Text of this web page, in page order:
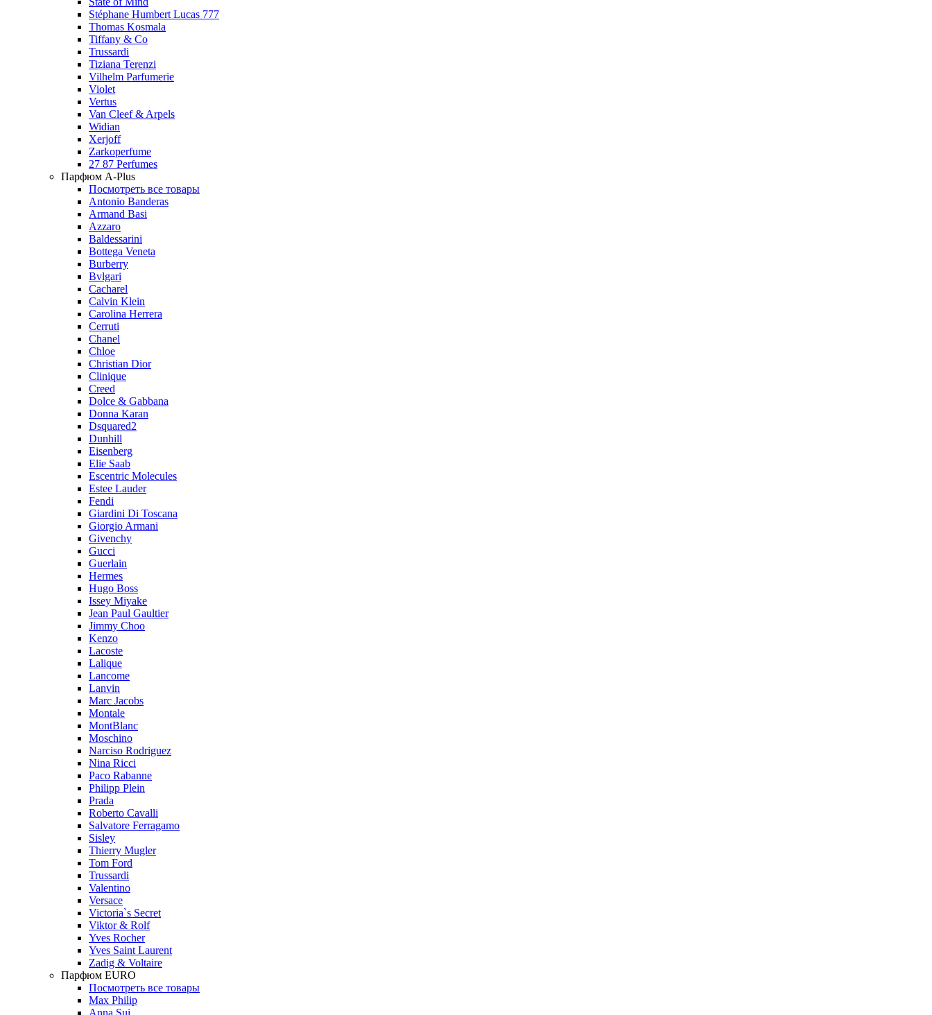
Stéphane Humbert Lucas 777
Thomas Kosmala
Tiffany & Co
Trussardi
Tiziana Terenzi
Vilhelm Parfumerie
Violet
Vertus
Van Cleef & Arpels
Widian
Xerjoff
Zarkoperfume
27 87 Perfumes
Парфюм A-Plus
Посмотреть все товары
Antonio Banderas
Armand Basi
Azzaro
Baldessarini
Bottega Veneta
Burberry
Bvlgari
Cacharel
Calvin Klein
Carolina Herrera
Cerruti
Chanel
Chloe
Christian Dior
Clinique
Creed
Dolce & Gabbana
Donna Karan
Dsquared2
Dunhill
Eisenberg
Elie Saab
Escentric Molecules
Estee Lauder
Fendi
Giardini Di Toscana
Giorgio Armani
Givenchy
Gucci
Guerlain
Hermes
Hugo Boss
Issey Miyake
Jean Paul Gaultier
Jimmy Choo
Kenzo
Lacoste
Lalique
Lancome
Lanvin
Marc Jacobs
Montale
MontBlanc
Moschino
Narciso Rodriguez
Nina Ricci
Paco Rabanne
Philipp Plein
Prada
Roberto Cavalli
Salvatore Ferragamo
Sisley
Thierry Mugler
Tom Ford
Trussardi
Valentino
Versace
Victoria`s Secret
Viktor & Rolf
Yves Rocher
Yves Saint Laurent
Zadig & Voltaire
Парфюм EURO
Посмотреть все товары
Max Philip
Anna Sui